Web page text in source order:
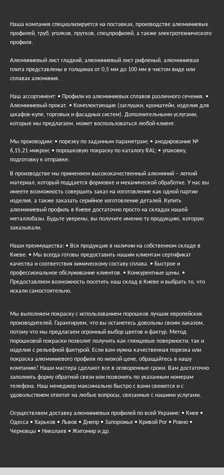
Наша компания специализируется на поставках, производстве алюминиевых
профилей, труб, уголков, прутков, спецпрофилей, а также электротехнического
профиля.
Алюминиевый лист гладкий, алюминиевый лист рифленый, алюминиевая
плита представлены в толщинах от 0,5 мм до 100 мм в чистом виде или
сплавах алюминия.
Наш ассортимент: • Профили из алюминиевых сплавов различного сечения. •
Алюминиевый прокат. • Комплектующие (заглушки, кронштейн, изделия для
шкафов-купе, торговых и фасадных систем). Дополнительными услугами,
которые мы предлагаем, может воспользоваться любой клиент.
Мы производим: • порезку по заданным параметрам; • анодирование №
6,15,21 микрон; • порошковую покраску по каталогу RAL; • упаковку,
подготовку к отправке.
В производстве мы применяем высококачественный алюминий – легкий
материал, который поддается формовке и механической обработке. У нас вы
имеете возможность совершить заказ на изготовление как одной партии
изделия, а также заказать серийное изготовление деталей. Купить
алюминиевый профиль в Киеве достаточно просто на складах нашей
металлобазы. Будьте уверены, вы получите именно ту продукцию, которую
заказывали.
Наши преимущества: • Вся продукция в наличии на собственном складе в
Киеве. • Мы всегда готовы предоставить нашим клиентам сертификат
качества и соответствия химическому составу сплава. • Быстрое и
профессиональное обслуживание клиентов. • Конкурентные цены. •
Предоставляем возможность посетить наш склад в Киеве и выбрать то, что
искали самостоятельно.
Мы выполняем покраску с использованием порошков лучших европейских
производителей. Гарантируем, что вы останетесь довольны своим заказом,
потому что мы предлагаем огромный выбор цветов и фактур. Метод
порошковой покраски позволит получить как глянцевые поверхности, так и
изделия с рельефной фактурой. Если вам нужна качественная порезка или
покраска алюминиевого профиля по низкой цене, обращайтесь в нашу
компанию! Наши мастера сделают все в оговоренные сроки. Вам достаточно
заполнить форму обратной связи или позвонить по указанным номерам
телефона. Наш менеджер максимально быстро с вами свяжется и с
удовольствием ответит на любые вопросы, связанные с нашими услугами.
Осуществляем доставку алюминиевых профилей по всей Украине: • Киев •
Одесса • Харьков • Львов • Днепр • Запорожье • Кривой Рог • Ровно •
Черновцы • Николаев • Житомир и др.